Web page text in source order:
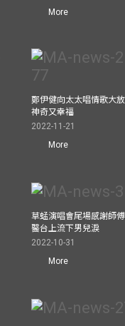
More
鄭伊健向太太唱情歌大
神奇又幸福
2022-11-21
More
草蜢演唱會尾場感謝師
醫台上流下男兒淚
2022-10-31
More